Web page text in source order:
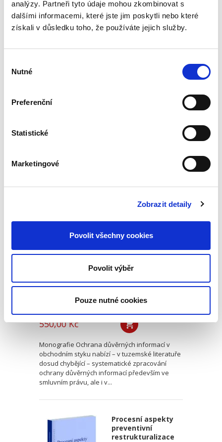
analýzy. Partneři tyto údaje mohou zkombinovat s
dalšími informacemi, které jste jim poskytli nebo které
získali v důsledku toho, že používáte jejich služby.
souhlasu
Nutné
Preferenční
Statistické
Marketingové
Zobrazit detaily
Povolit všechny cookies
Povolit výběr
Pouze nutné cookies
kapitálu v
poměrech
Kamil Kovaříček
zneužívání výhod poskytnutých samotným
charakterem kapitálových společností. V
informací v
obchodním styku
Ivana Štenglová,Dalibor Nový
550,00 Kč
Monografie Ochrana důvěrných informací v
obchodním styku nabízí – v tuzemské literatuře
dosud chybějící – systematické zpracování
ochrany důvěrných informací především ve
smluvním právu, ale i v...
Procesní aspekty
preventivní
restrukturalizace